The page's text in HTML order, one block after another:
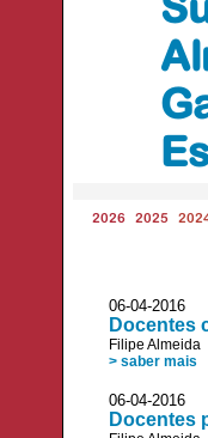
2026 2025
06-04-
Docentes
Filipe Almeida
> saber mais
06-04-
Docentes